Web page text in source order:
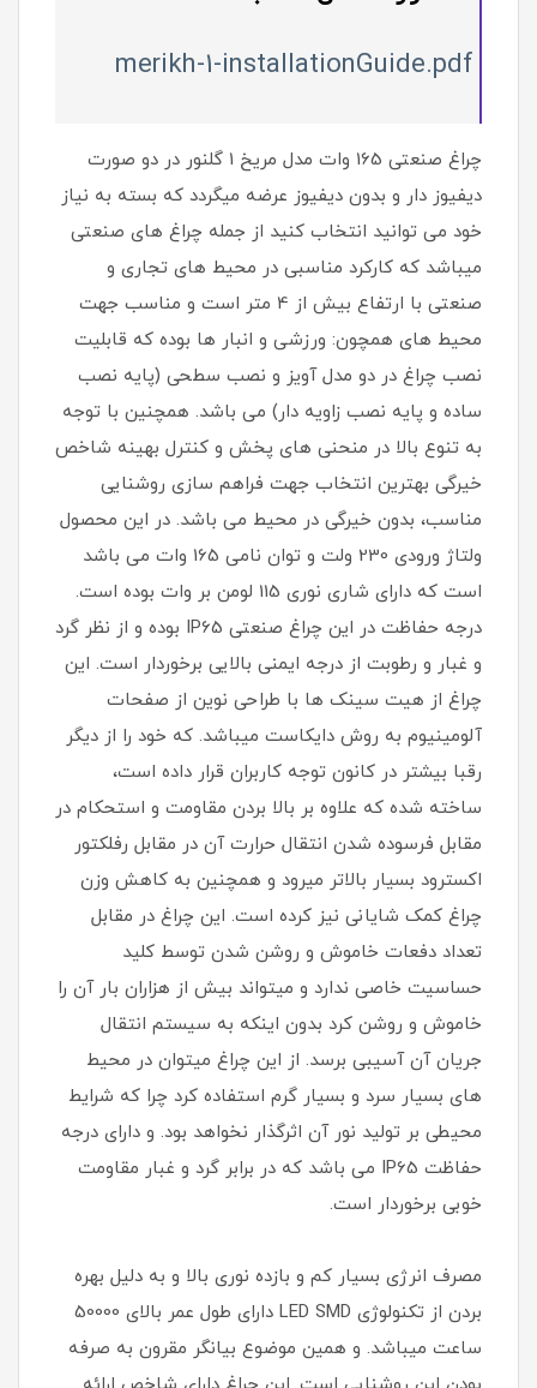
merikh-1-installationGuide.pdf
چراغ صنعتی 165 وات مدل مریخ 1 گلنور در دو صورت
دیفیوز دار و بدون دیفیوز عرضه میگردد که بسته به نیاز
خود می توانید انتخاب کنید از جمله چراغ های صنعتی
میباشد که کارکرد مناسبی در محیط های تجاری و
صنعتی با ارتفاع بیش از 4 متر است و مناسب جهت
محیط های همچون: ورزشی و انبار ها بوده که قابلیت
نصب چراغ در دو مدل آویز و نصب سطحی (پایه نصب
ساده و پایه نصب زاویه دار) می باشد. همچنین با توجه
به تنوع بالا در منحنی های پخش و کنترل بهینه شاخص
خیرگی بهترین انتخاب جهت فراهم سازی روشنایی
مناسب، بدون خیرگی در محیط می باشد. در این محصول
ولتاژ ورودی 230 ولت و توان نامی 165 وات می باشد
است که دارای شاری نوری 115 لومن بر وات بوده است.
درجه حفاظت در این چراغ صنعتی IP65 بوده و از نظر گرد
و غبار و رطوبت از درجه ایمنی بالایی برخوردار است. این
چراغ از هیت سینک ها با طراحی نوین از صفحات
آلومینیوم به روش دایکاست میباشد. که خود را از دیگر
رقبا بیشتر در کانون توجه کاربران قرار داده است،
ساخته شده که علاوه بر بالا بردن مقاومت و استحکام در
مقابل فرسوده شدن انتقال حرارت آن در مقابل رفلکتور
اکسترود بسیار بالاتر میرود و همچنین به کاهش وزن
چراغ کمک شایانی نیز کرده است. این چراغ در مقابل
تعداد دفعات خاموش و روشن شدن توسط کلید
حساسیت خاصی ندارد و میتواند بیش از هزاران بار آن را
خاموش و روشن کرد بدون اینکه به سیستم انتقال
جریان آن آسیبی برسد. از این چراغ میتوان در محیط
های بسیار سرد و بسیار گرم استفاده کرد چرا که شرایط
محیطی بر تولید نور آن اثرگذار نخواهد بود. و دارای درجه
حفاظت IP65 می باشد که در برابر گرد و غبار مقاومت
خوبی برخوردار است.
مصرف انرژی بسیار کم و بازده نوری بالا و به دلیل بهره
بردن از تکنولوژی LED SMD دارای طول عمر بالای 50000
ساعت میباشد. و همین موضوع بیانگر مقرون به صرفه